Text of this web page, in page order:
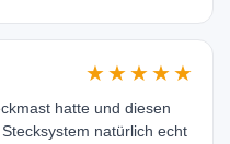
★★★★★
hatte und diesen
natürlich echt